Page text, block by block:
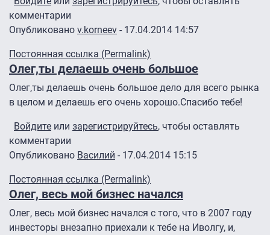
комментарии
Опубликовано v.korneev - 17.04.2014 14:57
Постоянная ссылка (Permalink)
Олег,ты делаешь очень большое
Олег,ты делаешь очень большое дело для всего рынка
в целом и делаешь его очень хорошо.Спасибо тебе!
Войдите или зарегистрируйтесь, чтобы оставлять
комментарии
Опубликовано Василий - 17.04.2014 15:15
Постоянная ссылка (Permalink)
Олег, весь мой бизнес начался
Олег, весь мой бизнес начался с того, что в 2007 году
инвесторы внезапно приехали к тебе на Иволгу, и,